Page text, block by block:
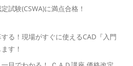
試験(CSWA)に満点合格！
る！現場がすぐに使えるCAD『入門
す！